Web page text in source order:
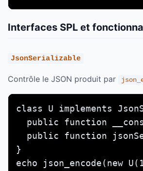
Interfaces SPL et
JsonSerializable
Contrôle le JSON produit par
class U implements
public function
public function
}
echo